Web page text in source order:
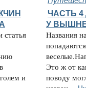
статья
и
ЧАСТЬ
У
Названия
Это ж от
поводу